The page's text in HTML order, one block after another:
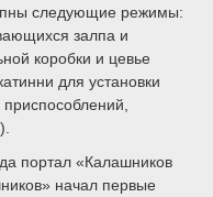
следующие режимы:
залпа и
коробки и цевье
для установки
портал «Калашников
начал первые